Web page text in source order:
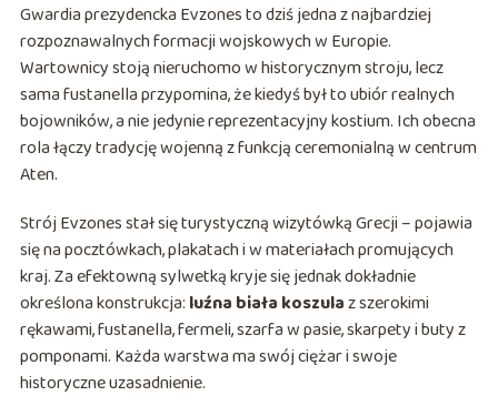
Gwardia prezydencka Evzones to dziś jedna z najbardziej
rozpoznawalnych formacji wojskowych w Europie.
Wartownicy stoją nieruchomo w historycznym stroju, lecz
sama fustanella przypomina, że kiedyś był to ubiór realnych
bojowników, a nie jedynie reprezentacyjny kostium. Ich obecna
rola łączy tradycję wojenną z funkcją ceremonialną w centrum
Aten.
Strój Evzones stał się turystyczną wizytówką Grecji – pojawia
się na pocztówkach, plakatach i w materiałach promujących
kraj. Za efektowną sylwetką kryje się jednak dokładnie
określona konstrukcja: luźna biała koszulaz szerokimi
rękawami, fustanella, fermeli, szarfa w pasie, skarpety i buty z
pomponami. Każda warstwa ma swój ciężar i swoje
historyczne uzasadnienie.